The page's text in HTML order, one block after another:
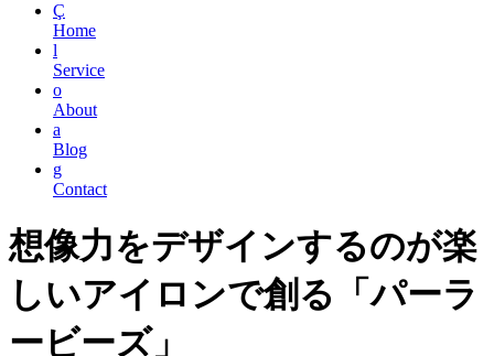
Ç
Home
l
Service
o
About
a
Blog
g
Contact
想像力をデザインするのが楽
しいアイロンで創る「パーラ
ービーズ」